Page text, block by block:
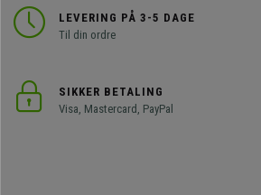
LEVERING PÅ 3-5 DAGE
Til din ordre
SIKKER BETALING
Visa, Mastercard, PayPal